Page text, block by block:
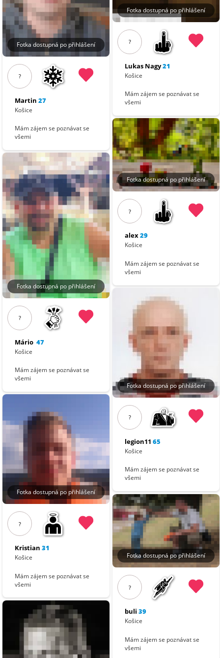
Fotka dostupná po přihlášení
?
Martin 27
Košice
Mám zájem se poznávat se
všemi
Fotka dostupná po přihlášení
?
Mário 47
Košice
Mám zájem se poznávat se
všemi
Fotka dostupná po přihlášení
?
Kristian 31
Košice
Mám zájem se poznávat se
všemi
Fotka dostupná po přihlášení
?
Lukas Nagy21
Košice
Mám zájem se poznávat se
všemi
Fotka dostupná po přihlášení
?
alex29
Košice
Mám zájem se poznávat se
všemi
Fotka dostupná po přihlášení
?
legion11 65
Košice
Mám zájem se poznávat se
všemi
Fotka dostupná po přihlášení
?
buli 39
Košice
Mám zájem se poznávat se
všemi